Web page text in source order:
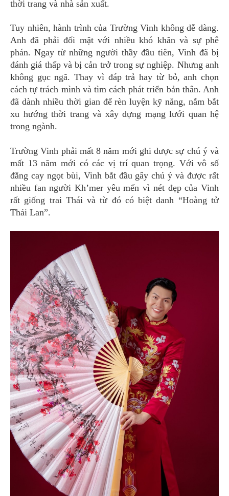
thời trang và nhà sản xuất.
Tuy nhiên, hành trình của Trường Vinh không dễ dàng.
Anh đã phải đối mặt với nhiều khó khăn và sự phê
phán. Ngay từ những người thầy đầu tiên, Vinh đã bị
đánh giá thấp và bị cản trở trong sự nghiệp. Nhưng anh
không gục ngã. Thay vì đáp trả hay từ bỏ, anh chọn
cách tự trách mình và tìm cách phát triển bản thân. Anh
đã dành nhiều thời gian để rèn luyện kỹ năng, nắm bắt
xu hướng thời trang và xây dựng mạng lưới quan hệ
trong ngành.
Trường Vinh phải mất 8 năm mới ghi được sự chú ý và
mất 13 năm mới có các vị trí quan trọng. Với vô số
đắng cay ngọt bùi, Vinh bắt đầu gây chú ý và được rất
nhiều fan người Kh’mer yêu mến vì nét đẹp của Vinh
rất giống trai Thái và từ đó có biệt danh “Hoàng tử
Thái Lan”.